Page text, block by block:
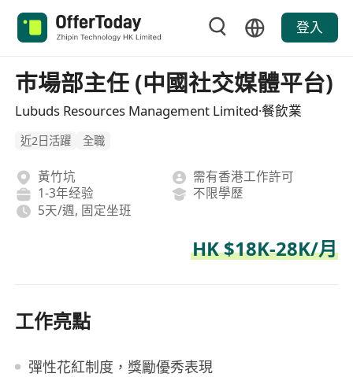
登入
巿場部主任 (中國社交媒體平台)
Lubuds Resources Management Limited·餐飲業
近2日活躍 全職
黃竹坑
需有香港工作許可
1-3年经验
不限學歷
5天/週, 固定坐班
HK $18K-28K/月
工作亮點
彈性花紅制度，獎勵優秀表現